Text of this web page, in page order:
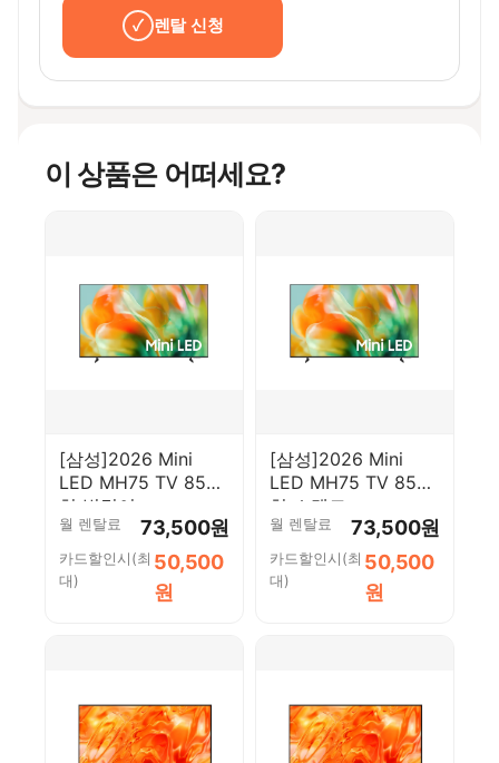
렌탈 신청
이 상품은 어떠세요?
[삼성]2026 Mini
LED MH75 TV 85인
치 벽걸이
(KU85MH75AFXKR_WA)
월 렌탈료 73,500원
카드할인시(최
대)
50,500
원
[삼성]2026 Mini
LED MH75 TV 85인
치 스탠드
(KU85MH75AFXKR_ST)
월 렌탈료 73,500원
카드할인시(최
대)
50,500
원